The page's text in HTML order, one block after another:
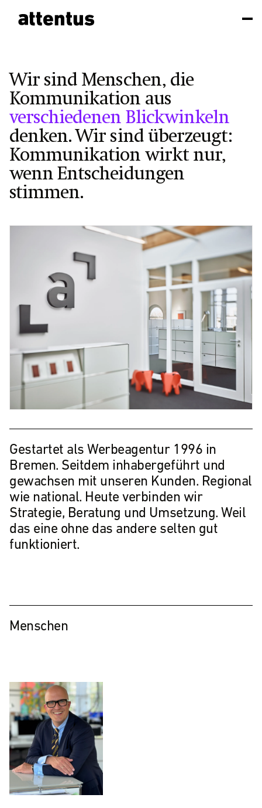
Wir sind Menschen, die
Kommunikation aus
verschiedenen Blickwinkeln
denken. Wir sind überzeugt:
Kommunikation wirkt nur,
wenn Entscheidungen
stimmen.
Gestartet als Werbeagentur 1996 in
Bremen. Seitdem inhabergeführt und
gewachsen mit unseren Kunden. Regional
wie national. Heute verbinden wir
Strategie, Beratung und Umsetzung. Weil
das eine ohne das andere selten gut
funktioniert.
Menschen